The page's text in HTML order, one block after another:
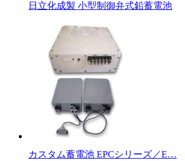
日立化成製 小型制御弁式鉛蓄電池
カスタム蓄電池 EPCシリーズ／E…